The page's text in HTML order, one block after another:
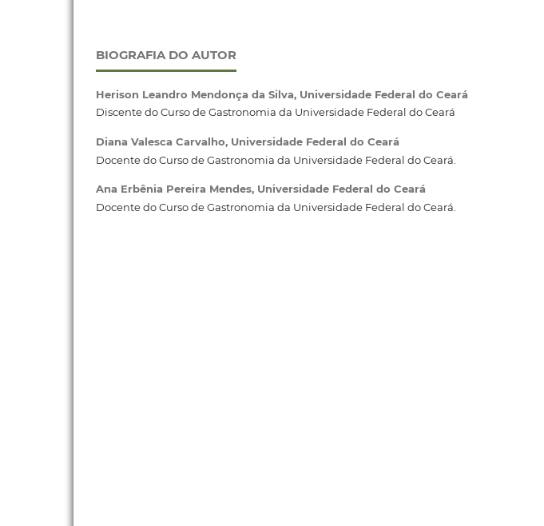
BIOGRAFIA DO AUTOR
Herison Leandro Mendonça da Silva, Universidade Federal do Ceará
Discente do Curso de Gastronomia da Universidade Federal do Ceará
Diana Valesca Carvalho, Universidade Federal do Ceará
Docente do Curso de Gastronomia da Universidade Federal do Ceará.
Ana Erbênia Pereira Mendes, Universidade Federal do Ceará
Docente do Curso de Gastronomia da Universidade Federal do Ceará.